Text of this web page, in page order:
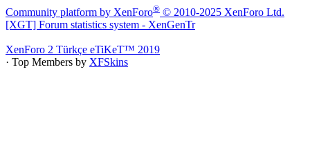
Community platform by XenForo® © 2010-2025 XenForo Ltd.
[XGT] Forum statistics system - XenGenTr
XenForo 2 Türkçe eTiKeT™ 2019
· Top Members by XFSkins